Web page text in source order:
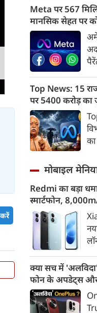
Meta पर 567
मानसिक सेहत पर
Top News: 15
पर 5400 करोड़ का
मोहन भागवत
मोबाइल
Redmi का बड़ा
स्मार्टफोन,
क्या सच में
फोन के अपडेट्स और